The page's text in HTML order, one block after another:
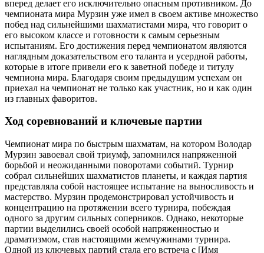
вперед делает его исключительно опасным противником. До
чемпионата мира Мурзин уже имел в своем активе множество
побед над сильнейшими шахматистами мира, что говорит о
его высоком классе и готовности к самым серьезным
испытаниям. Его достижения перед чемпионатом являются
наглядным доказательством его таланта и усердной работы,
которые в итоге привели его к заветной победе и титулу
чемпиона мира. Благодаря своим предыдущим успехам он
приехал на чемпионат не только как участник, но и как один
из главных фаворитов.
Ход соревнований и ключевые партии
Чемпионат мира по быстрым шахматам, на котором Володар
Мурзин завоевал свой триумф, запомнился напряженной
борьбой и неожиданными поворотами событий. Турнир
собрал сильнейших шахматистов планеты, и каждая партия
представляла собой настоящее испытание на выносливость и
мастерство. Мурзин продемонстрировал устойчивость и
концентрацию на протяжении всего турнира, побеждая
одного за другим сильных соперников. Однако, некоторые
партии выделились своей особой напряженностью и
драматизмом, став настоящими жемчужинами турнира.
Одной из ключевых партий стала его встреча с [Имя